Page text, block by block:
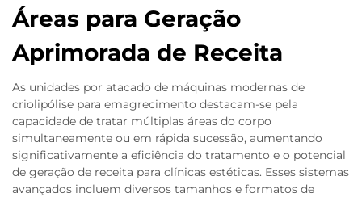
Áreas para Geração
Aprimorada de Receita
As unidades por atacado de máquinas modernas de
criolipólise para emagrecimento destacam-se pela
capacidade de tratar múltiplas áreas do corpo
simultaneamente ou em rápida sucessão, aumentando
significativamente a eficiência do tratamento e o potencial
de geração de receita para clínicas estéticas. Esses sistemas
avançados incluem diversos tamanhos e formatos de